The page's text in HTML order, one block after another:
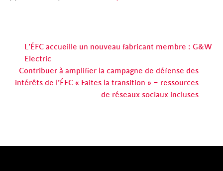
L’ÉFC accueille un nouveau fabricant membre : G&W
Electric
Contribuer à amplifier la campagne de défense des
intérêts de l’ÉFC « Faites la transition » – ressources
de réseaux sociaux incluses